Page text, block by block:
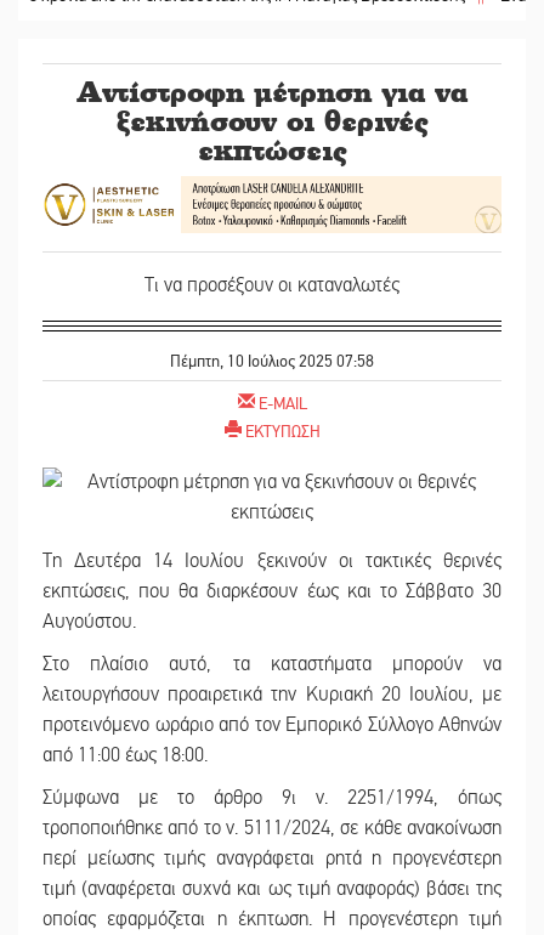
Αντίστροφη μέτρηση για να
ξεκινήσουν οι θερινές
εκπτώσεις
Τι να προσέξουν οι καταναλωτές
Πέμπτη, 10 Ιούλιος 2025 07:58
E-MAIL
ΕΚΤΥΠΩΣΗ
Τη Δευτέρα 14 Ιουλίου ξεκινούν οι τακτικές θερινές
εκπτώσεις, που θα διαρκέσουν έως και το Σάββατο 30
Αυγούστου.
Στο πλαίσιο αυτό, τα καταστήματα μπορούν να
λειτουργήσουν προαιρετικά την Κυριακή 20 Ιουλίου, με
προτεινόμενο ωράριο από τον Εμπορικό Σύλλογο Αθηνών
από 11:00 έως 18:00.
Σύμφωνα με το άρθρο 9ι ν. 2251/1994, όπως
τροποποιήθηκε από το ν. 5111/2024, σε κάθε ανακοίνωση
περί μείωσης τιμής αναγράφεται ρητά η προγενέστερη
τιμή (αναφέρεται συχνά και ως τιμή αναφοράς) βάσει της
οποίας εφαρμόζεται η έκπτωση. Η προγενέστερη τιμή